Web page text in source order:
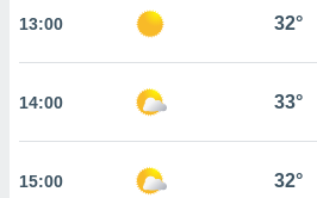
todos os
13:00 32°
14:00 33°
15:00 32°